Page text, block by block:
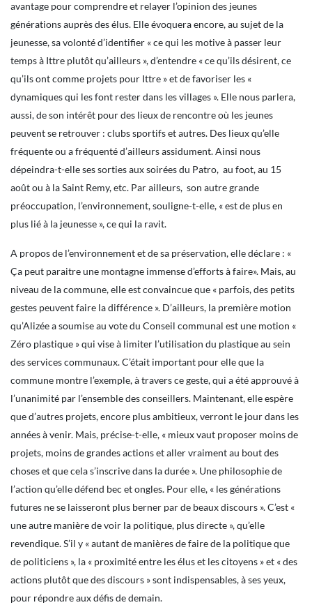
avantage pour comprendre et relayer l’opinion des jeunes
générations auprès des élus. Elle évoquera encore, au sujet de la
jeunesse, sa volonté d’identifier « ce qui les motive à passer leur
temps à Ittre plutôt qu’ailleurs », d’entendre « ce qu’ils désirent, ce
qu’ils ont comme projets pour Ittre » et de favoriser les «
dynamiques qui les font rester dans les villages ». Elle nous parlera,
aussi, de son intérêt pour des lieux de rencontre où les jeunes
peuvent se retrouver : clubs sportifs et autres. Des lieux qu’elle
fréquente ou a fréquenté d’ailleurs assidument. Ainsi nous
dépeindra-t-elle ses sorties aux soirées du Patro, au foot, au 15
août ou à la Saint Remy, etc. Par ailleurs, son autre grande
préoccupation, l’environnement, souligne-t-elle, « est de plus en
plus lié à la jeunesse », ce qui la ravit.
A propos de l’environnement et de sa préservation, elle déclare : «
Ça peut paraitre une montagne immense d’efforts à faire». Mais, au
niveau de la commune, elle est convaincue que « parfois, des petits
gestes peuvent faire la différence ». D’ailleurs, la première motion
qu’Alizée a soumise au vote du Conseil communal est une motion «
Zéro plastique » qui vise à limiter l’utilisation du plastique au sein
des services communaux. C’était important pour elle que la
commune montre l’exemple, à travers ce geste, qui a été approuvé à
l’unanimité par l’ensemble des conseillers. Maintenant, elle espère
que d’autres projets, encore plus ambitieux, verront le jour dans les
années à venir. Mais, précise-t-elle, « mieux vaut proposer moins de
projets, moins de grandes actions et aller vraiment au bout des
choses et que cela s’inscrive dans la durée ». Une philosophie de
l’action qu’elle défend bec et ongles. Pour elle, « les générations
futures ne se laisseront plus berner par de beaux discours ». C’est «
une autre manière de voir la politique, plus directe », qu’elle
revendique. S’il y « autant de manières de faire de la politique que
de politiciens », la « proximité entre les élus et les citoyens » et « des
actions plutôt que des discours » sont indispensables, à ses yeux,
pour répondre aux défis de demain.